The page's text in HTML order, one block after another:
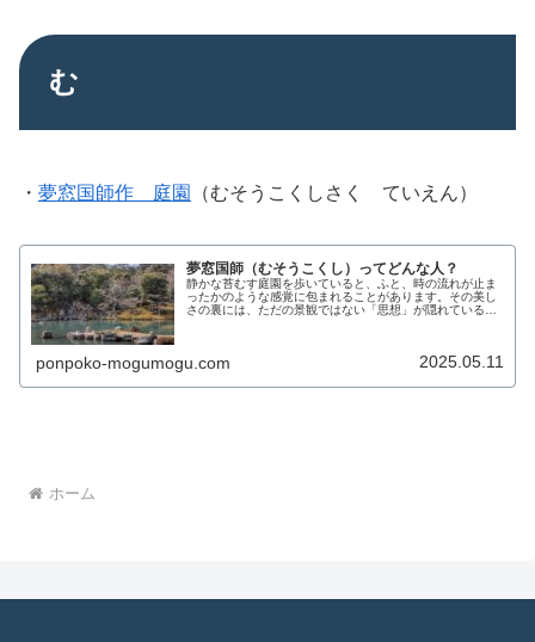
む
・ 夢窓国師作 庭園 （むそうこくしさく ていえん）
夢窓国師（むそうこくし）ってどんな人？
静かな苔むす庭園を歩いていると、ふと、時の流れが止ま
ったかのような感覚に包まれることがあります。その美し
さの裏には、ただの景観ではない「思想」が隠れているの
ponpoko-mogumogu.com 2025.05.11
ホーム